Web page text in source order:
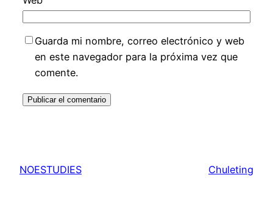
Guarda mi nombre, correo electrónico y web
en este navegador para la próxima vez que
comente.
NOESTUDIES Chuleting